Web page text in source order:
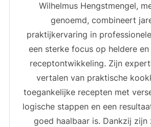
Wilhelmus Hengstmengel,
genoemd, combineert
praktijkervaring in
een sterke focus op heldere
receptontwikkeling. Zijn
vertalen van praktische
toegankelijke recepten met
logische stappen en een
goed haalbaar is. Dankzij